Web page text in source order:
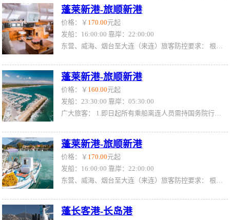
蓬莱新港-旅顺新港
价格：￥ 170.00元起
发船：16:00:00 靠岸：22:00:00
东营、威海、烟台至大连（来连）旅客防控要求： 根据大连市防疫要求，自1月12日0时起，外省来（返）连人员，均需持48小时内核酸检测阴性证明，旅客抵达大连下船时核酸检测报告需在有效期内。 （11日晚班烟台、威海始发船舶旅客无48小时内核酸检测报告将无法乘船） 关于旅客出具的48小时核酸检测报告，再次明确如下： 1.核酸检测报告（包括电子版，下同）有明确时间的，通常会有三个时间，分别为：“采集时间”、“接收时间”、“报告时间”（或签发时间、审核时间，各地称呼不同），以最后的“报告时间”为准。 2.核酸检测报告
蓬莱新港-旅顺新港
价格：￥ 160.00元起
发船：23:30:00 靠岸：05:30:00
广大旅客： 1.即日起所有乘船离连人员需持国务院行程卡、辽事通健康码绿码，测温正常后方可离连。请离连人员密切关注目的地疫情防控政策，按照目的地属地疫情防控要求，提前准备核酸检测阴性证明等相关手续备查。 2.来自重点管控地区、重点关注地区、行程码有*号的旅客仍需持有48小时核酸方可乘船离连，因未履行目的地属地防疫政策要求的旅客，一切后果自行承担。
蓬莱新港-旅顺新港
价格：￥ 170.00元起
发船：16:00:00 靠岸：22:00:00
东营、威海、烟台至大连（来连）旅客防控要求： 根据大连市防疫要求，自1月12日0时起，外省来（返）连人员，均需持48小时内核酸检测阴性证明，旅客抵达大连下船时核酸检测报告需在有效期内。 （11日晚班烟台、威海始发船舶旅客无48小时内核酸检测报告将无法乘船） 关于旅客出具的48小时核酸检测报告，再次明确如下： 1.核酸检测报告（包括电子版，下同）有明确时间的，通常会有三个时间，分别为：“采集时间”、“接收时间”、“报告时间”（或签发时间、审核时间，各地称呼不同），以最后的“报告时间”为准。 2.核酸检测报告
蓬长客港-长岛港